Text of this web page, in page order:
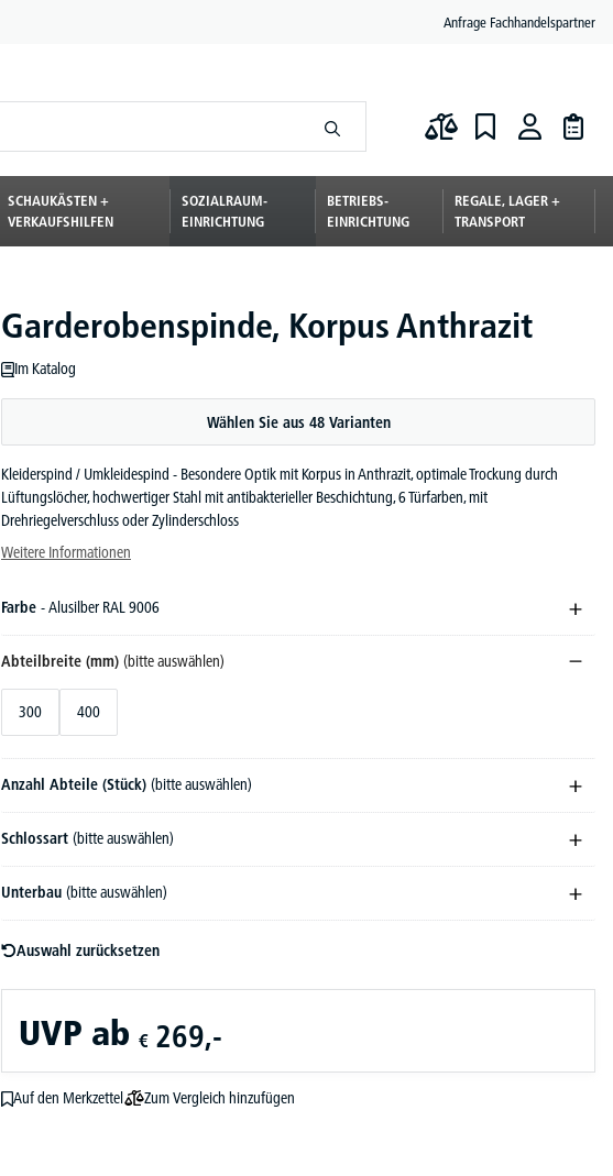
Anfrage Fachhandelspartner
SCHAUKÄSTEN +
VERKAUFSHILFEN
SOZIALRAUM-
EINRICHTUNG
BETRIEBS-
EINRICHTUNG
REGALE, LAGER +
TRANSPORT
Garderobenspinde, Korpus Anthrazit
Im Katalog
Wählen Sie aus 48 Varianten
Kleiderspind / Umkleidespind - Besondere Optik mit Korpus in Anthrazit, optimale Trockung durch
Lüftungslöcher, hochwertiger Stahl mit antibakterieller Beschichtung, 6 Türfarben, mit
Drehriegelverschluss oder Zylinderschloss
Weitere Informationen
Farbe - Alusilber RAL 9006
Abteilbreite (mm) (bitte auswählen)
300 400
Anzahl Abteile (Stück) (bitte auswählen)
Schlossart (bitte auswählen)
Unterbau (bitte auswählen)
Auswahl zurücksetzen
UVP ab € 269,-
Auf den Merkzettel
Zum Vergleich hinzufügen